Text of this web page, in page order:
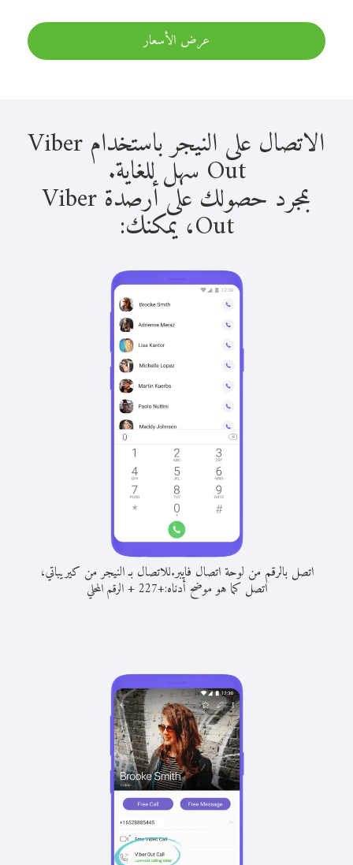
عرض الأسعار
الاتصال على النيجر باستخدام Viber
Out سهل للغاية.
بمجرد حصولك على أرصدة Viber
Out، يمكنك:
اتصل بالرقم من لوحة اتصال فايبر.للاتصال بـ النيجر من كيريباتي،
اتصل كما هو موضح أدناه:+
227
+الرقم المحلي